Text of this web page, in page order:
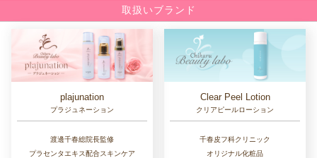
取扱いブランド
plajunation
プラジュネーション
渡邊千春総院長監修
プラセンタエキス配合スキンケア
Clear Peel Lotion
クリアピールローション
千春皮フ科クリニック
オリジナル化粧品